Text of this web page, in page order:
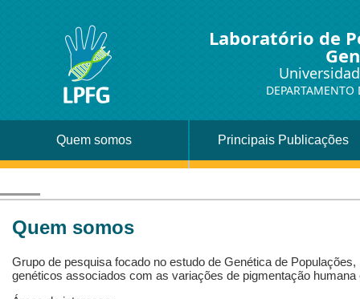
Laboratório de
Quem somos Principais Publicações
Quem somos
Grupo de pesquisa focado no estudo de Genética de
genéticos associados com as variações de pigmentação